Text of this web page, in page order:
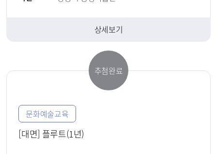
상세보기
추첨완료
문화예술교육
[대면] 플루트(1년)